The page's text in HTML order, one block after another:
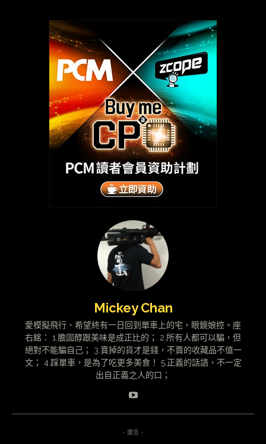
Mickey Chan
愛模擬飛行、希望終有一日回到單車上的宅，眼鏡娘控。座
右銘： 1.膽固醇跟美味是成正比的； 2.所有人都可以騙，但
絕對不能騙自己； 3.賣掉的貨才是錢，不賣的收藏品不值一
文； 4.踩單車，是為了吃更多美食！ 5.正義的話語，不一定
出自正義之人的口；
- 廣告 -